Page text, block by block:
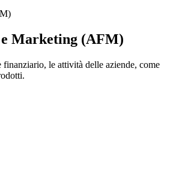
Marketing (AFM)
le attività delle aziende, come